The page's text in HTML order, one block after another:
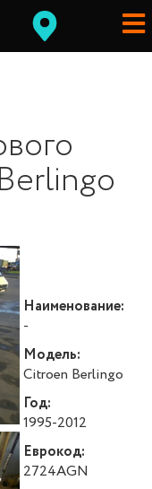
Наименование:
-
Модель:
Citroen Berlingo
Год:
1995-2012
Еврокод:
2724AGN